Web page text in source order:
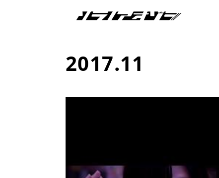
2017.11